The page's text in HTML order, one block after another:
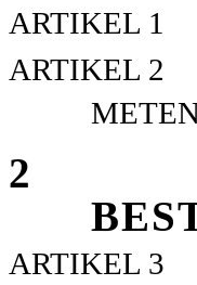
ARTIKEL 1
ARTIKEL 2
2
ARTIKEL 3